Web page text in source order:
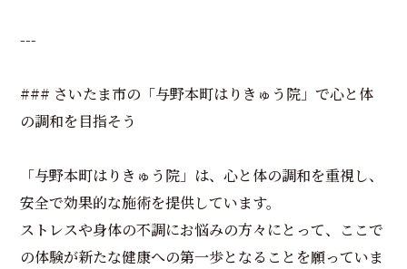
---
### さいたま市の「与野本町はりきゅう院」で心と体
の調和を目指そう
「与野本町はりきゅう院」は、心と体の調和を重視し、
安全で効果的な施術を提供しています。
ストレスや身体の不調にお悩みの方々にとって、ここで
の体験が新たな健康への第一歩となることを願っていま